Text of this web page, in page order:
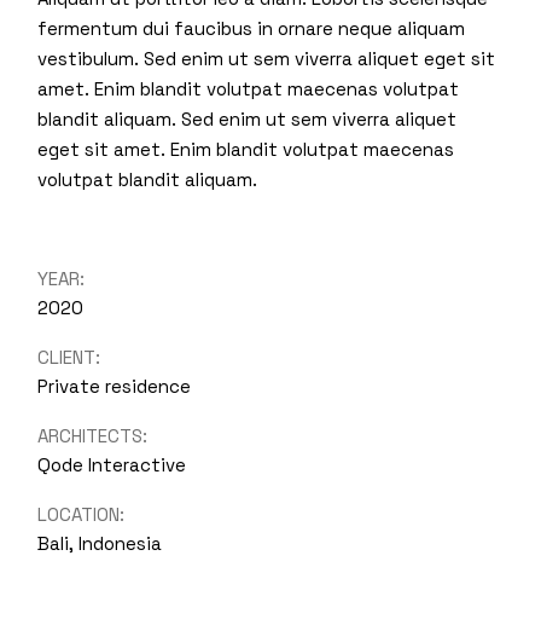
fermentum dui faucibus in ornare neque aliquam
vestibulum. Sed enim ut sem viverra aliquet eget sit
amet. Enim blandit volutpat maecenas volutpat
blandit aliquam. Sed enim ut sem viverra aliquet
eget sit amet. Enim blandit volutpat maecenas
volutpat blandit aliquam.
YEAR:
2020
CLIENT:
Private residence
ARCHITECTS:
Qode Interactive
LOCATION:
Bali, Indonesia